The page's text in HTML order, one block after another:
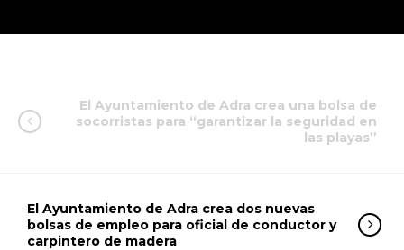
El Ayuntamiento de Adra crea una bolsa de
socorristas para “garantizar la seguridad en
las playas”
El Ayuntamiento de Adra crea dos nuevas
bolsas de empleo para oficial de conductor y
carpintero de madera